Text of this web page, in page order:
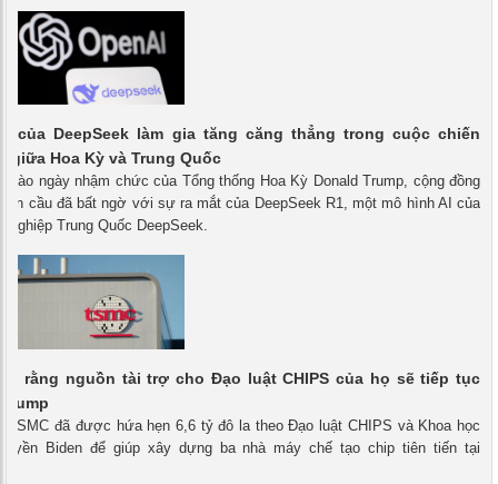
của DeepSeek làm gia tăng căng thẳng trong cuộc chiến
giữa Hoa Kỳ và Trung Quốc
Vào ngày nhậm chức của Tổng thống Hoa Kỳ Donald Trump, cộng đồng
cầu đã bất ngờ với sự ra mắt của DeepSeek R1, một mô hình AI của
nghiệp Trung Quốc DeepSeek.
rằng nguồn tài trợ cho Đạo luật CHIPS của họ sẽ tiếp tục
TSMC đã được hứa hẹn 6,6 tỷ đô la theo Đạo luật CHIPS và Khoa học
Biden để giúp xây dựng ba nhà máy chế tạo chip tiên tiến tại